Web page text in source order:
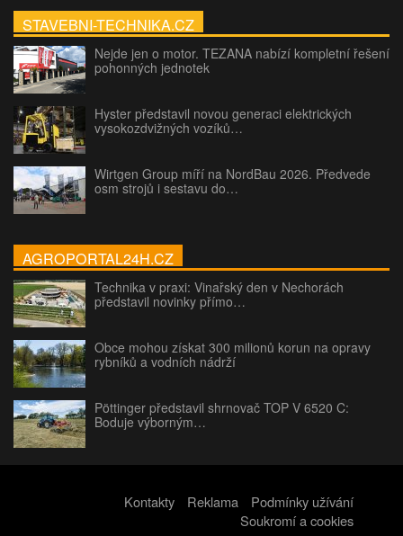
STAVEBNI-TECHNIKA.CZ
Nejde jen o motor. TEZANA nabízí kompletní řešení
pohonných jednotek
Hyster představil novou generaci elektrických
vysokozdvižných vozíků…
Wirtgen Group míří na NordBau 2026. Předvede
osm strojů i sestavu do…
AGROPORTAL24H.CZ
Technika v praxi: Vinařský den v Nechorách
představil novinky přímo…
Obce mohou získat 300 milionů korun na opravy
rybníků a vodních nádrží
Pöttinger představil shrnovač TOP V 6520 C:
Boduje výborným…
Kontakty Reklama
Podmínky užívání
Soukromí a cookies